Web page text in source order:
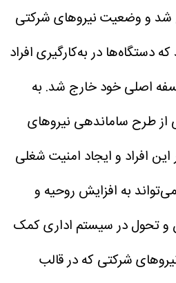
و وضعیت نیروهای شرکتی
دستگاه‌ها در به‌کارگیری افراد
اصلی خود خارج شد. به
طرح ساماندهی نیروهای
افراد و ایجاد امنیت شغلی
به افزایش روحیه و
و تحول در سیستم اداری کمک
شرکتی که در قالب